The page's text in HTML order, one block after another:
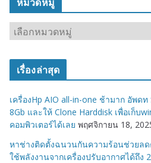
ม
ว
มู่
เรื่องล่าสุด
เครื่องHp AIO all-in-one ช้ามาก อัพดท
8Gb และให้ Clone Harddisk เพื่อเก็บ
คอมพิวเตอร์ได้เลย พฤศจิกายน 18,
หาช่างติดตั้งฉนวนกันความร้อนช่วยล
ใช้พลังงานจากเครื่องปรับอากาศได้ถึง